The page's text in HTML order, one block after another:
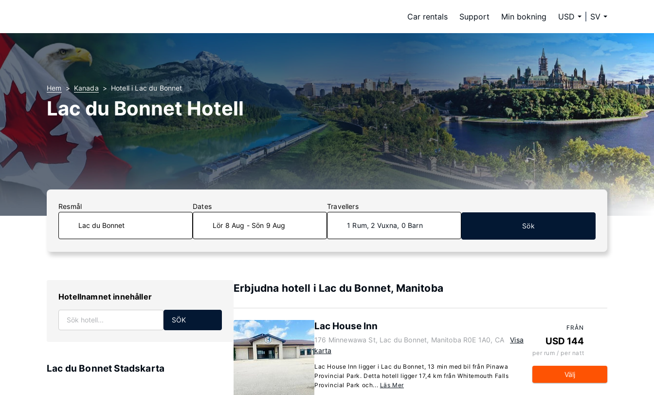
Car rentals Support Min bokning USD SV
Hem Kanada Hotell i Lac du Bonnet
Lac du Bonnet Hotell
Resmål Dates
Lör 8 Aug - Sön 9 Aug
Travellers
1 Rum, 2 Vuxna, 0 Barn Sök
Hotellnamnet innehåller
SÖK
Lac du Bonnet Stadskarta
Erbjudna hotell i Lac du Bonnet, Manitoba
Lac House Inn
176 Minnewawa St, Lac du Bonnet, Manitoba R0E 1A0, CA
Visa
karta
Lac House Inn ligger i Lac du Bonnet, 13 min med bil från Pinawa
Provincial Park. Detta hotell ligger 17,4 km från Whitemouth Falls
Provincial Park och... Läs Mer
FRÅN
USD 144
per rum / per natt
Välj